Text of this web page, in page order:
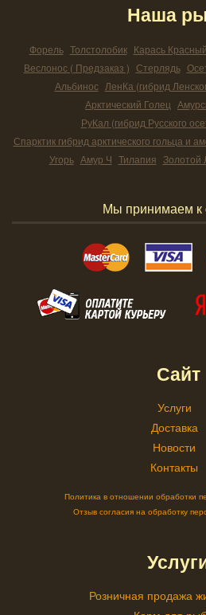
Наша
Форель Толстолобик Карась
Веслонос ( Предзаказ ) Стерлядь
Альбинос ЛенКа (гибрид
Арктический Голец
РуКал (гибрид Русского
Спарктик гибрид арктического гольца и
Угорь Амур Ч Тилапия Золотой
Мы принимаем к
Сайт
Услуги
Доставка
Новости
Контакты
Политика в отношении обработки
Отзыв согласия на обработку
Розничная продажа